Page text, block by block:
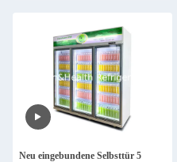
Neu eingebundene Selbsttür 5